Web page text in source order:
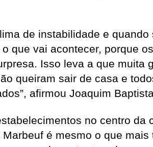
de instabilidade e quando
que vai acontecer, porque
Isso leva a que muita
queiram sair de casa e
afirmou Joaquim
no centro da
é mesmo o que mais